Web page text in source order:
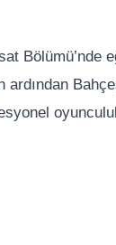
Bölümü’nde
ardından